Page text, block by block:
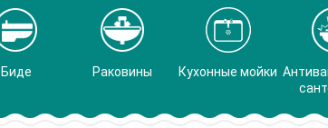
Биде Раковины Кухонные мойки